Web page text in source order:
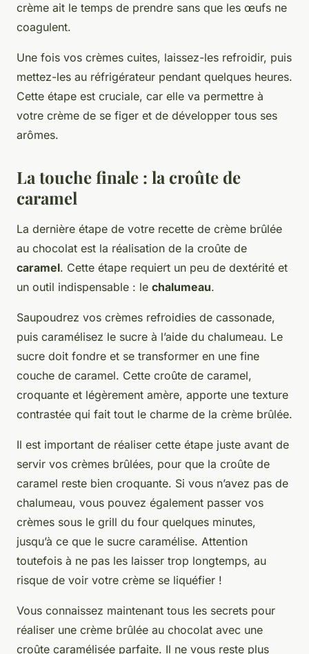
crème ait le temps de prendre sans que les œufs ne
coagulent.
Une fois vos crèmes cuites, laissez-les refroidir, puis
mettez-les au réfrigérateur pendant quelques heures.
Cette étape est cruciale, car elle va permettre à
votre crème de se figer et de développer tous ses
arômes.
La touche finale : la croûte de
caramel
La dernière étape de votre recette de crème brûlée
au chocolat est la réalisation de la croûte de
caramel. Cette étape requiert un peu de dextérité et
un outil indispensable : le chalumeau.
Saupoudrez vos crèmes refroidies de cassonade,
puis caramélisez le sucre à l’aide du chalumeau. Le
sucre doit fondre et se transformer en une fine
couche de caramel. Cette croûte de caramel,
croquante et légèrement amère, apporte une texture
contrastée qui fait tout le charme de la crème brûlée.
Il est important de réaliser cette étape juste avant de
servir vos crèmes brûlées, pour que la croûte de
caramel reste bien croquante. Si vous n’avez pas de
chalumeau, vous pouvez également passer vos
crèmes sous le grill du four quelques minutes,
jusqu’à ce que le sucre caramélise. Attention
toutefois à ne pas les laisser trop longtemps, au
risque de voir votre crème se liquéfier !
Vous connaissez maintenant tous les secrets pour
réaliser une crème brûlée au chocolat avec une
croûte caramélisée parfaite. Il ne vous reste plus